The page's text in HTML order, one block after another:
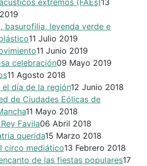
extremos (FAEs)13
basurofilia, leyenda verde e
11 Julio 2019
11 Junio 2019
celebración09 Mayo 2019
11 Agosto 2018
el día de la región12 Junio 2018
de Ciudades Eólicas de
11 Mayo 2018
Favila06 Abril 2018
querida15 Marzo 2018
circo mediático13 Febrero 2018
de las fiestas populares17